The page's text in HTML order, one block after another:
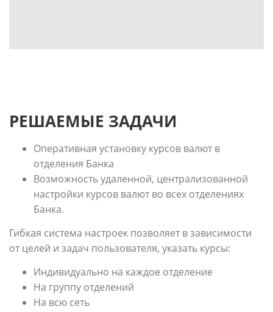
РЕШАЕМЫЕ ЗАДАЧИ
Оперативная установку курсов валют в
отделения Банка
Возможность удаленной, централизованной
настройки курсов валют во всех отделениях
Банка.
Гибкая система настроек позволяет в зависимости
от целей и задач пользователя, указать курсы:
Индивидуально на каждое отделение
На группу отделений
На всю сеть